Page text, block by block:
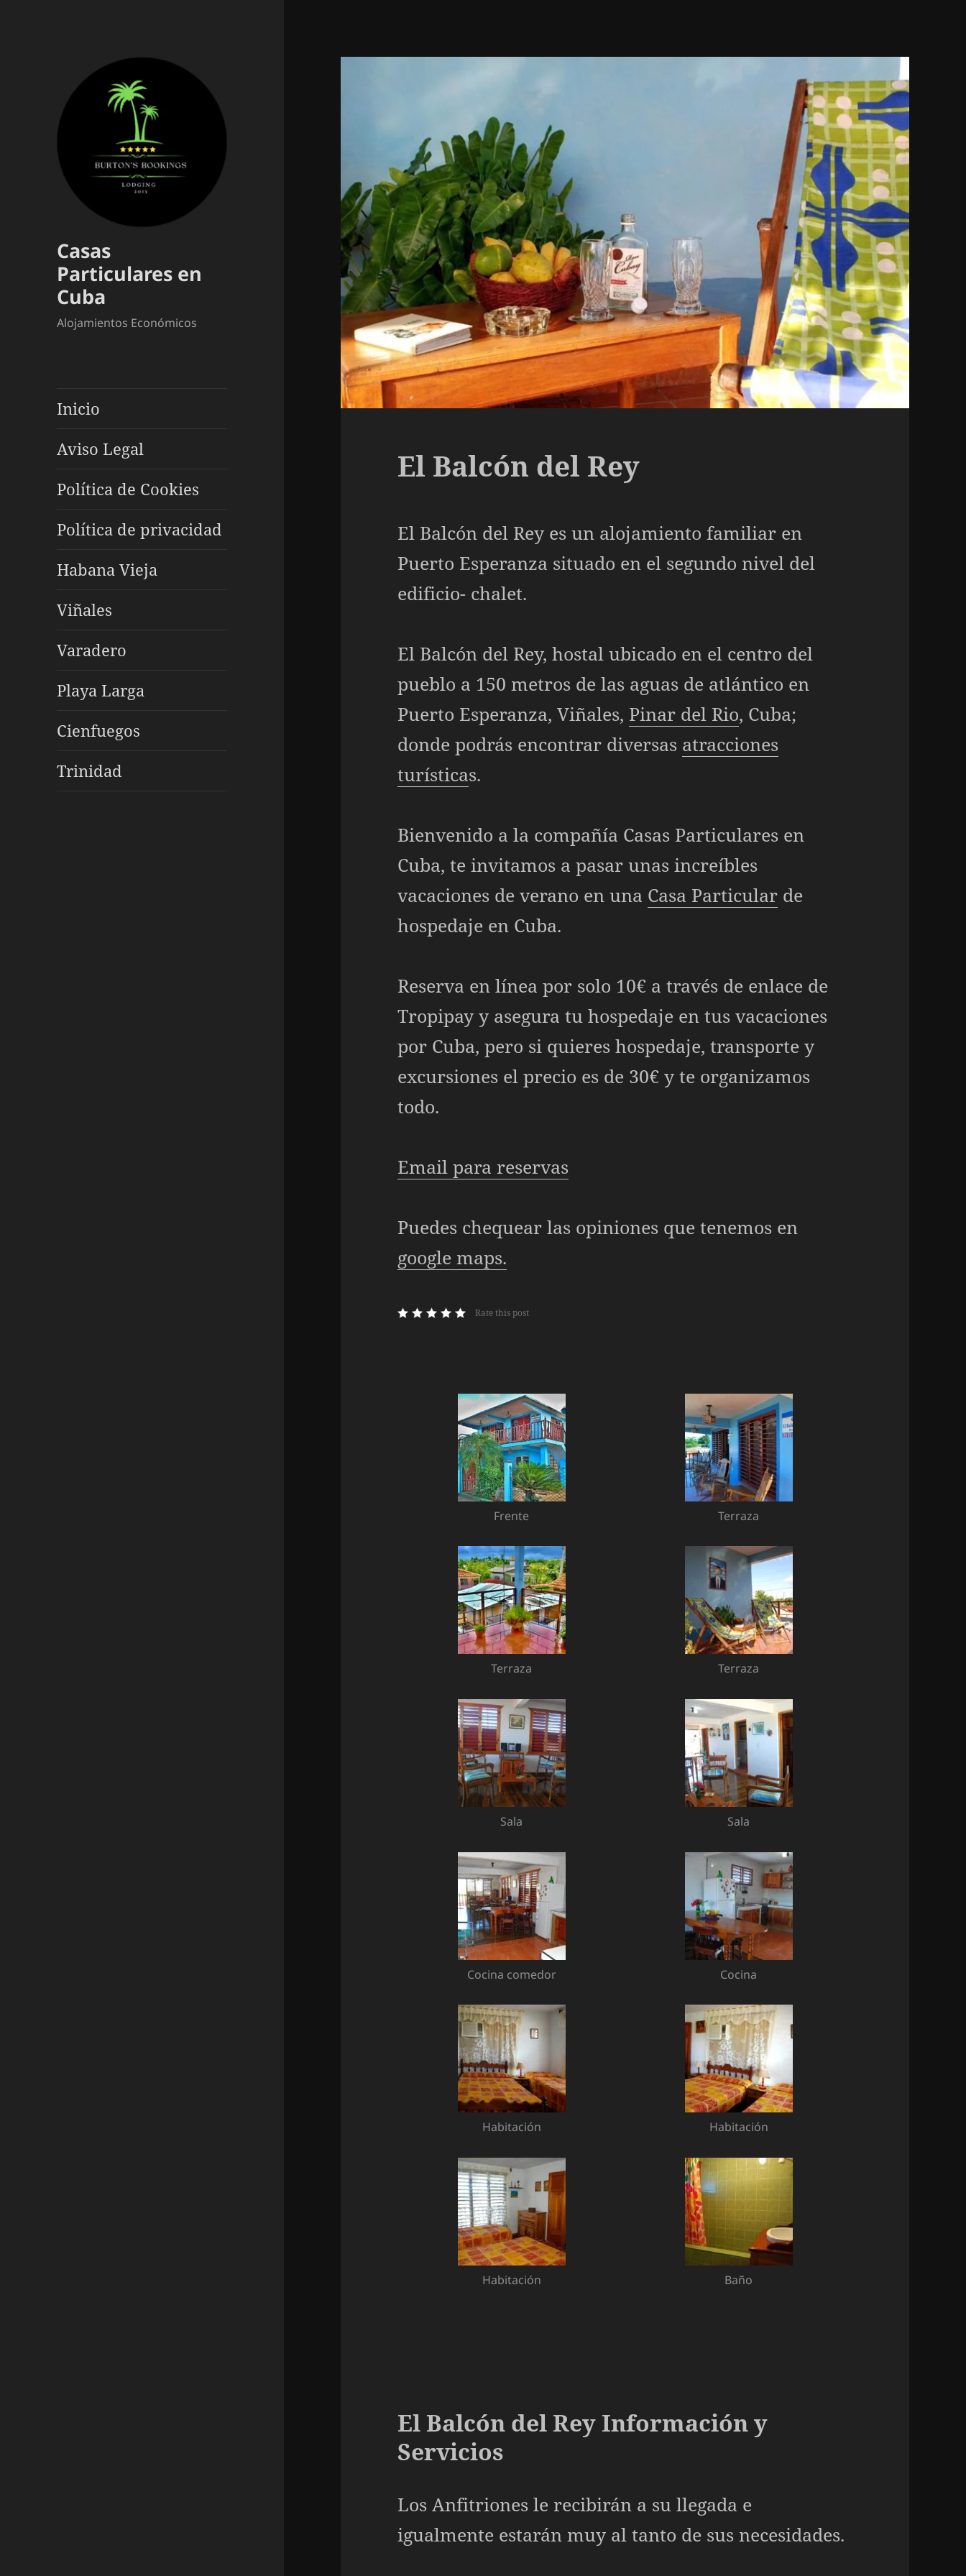
Casas
Particulares en
Cuba
Alojamientos Económicos
Inicio
Aviso Legal
Política de Cookies
Política de privacidad
Habana Vieja
Viñales
Varadero
Playa Larga
Cienfuegos
Trinidad
El Balcón del Rey
El Balcón del Rey es un alojamiento familiar en
Puerto Esperanza situado en el segundo nivel del
edificio- chalet.
El Balcón del Rey, hostal ubicado en el centro del
pueblo a 150 metros de las aguas de atlántico en
Puerto Esperanza, Viñales, Pinar del Rio, Cuba;
donde podrás encontrar diversas atracciones
turísticas.
Bienvenido a la compañía Casas Particulares en
Cuba, te invitamos a pasar unas increíbles
vacaciones de verano en una Casa Particular de
hospedaje en Cuba.
Reserva en línea por solo 10€ a través de enlace de
Tropipay y asegura tu hospedaje en tus vacaciones
por Cuba, pero si quieres hospedaje, transporte y
excursiones el precio es de 30€ y te organizamos
todo.
Email para reservas
Puedes chequear las opiniones que tenemos en
google maps.
Rate this post
Frente Terraza
Terraza Terraza
Sala Sala
Cocina comedor Cocina
Habitación Habitación
Habitación Baño
El Balcón del Rey Información y
Servicios
Los Anfitriones le recibirán a su llegada e
igualmente estarán muy al tanto de sus necesidades.